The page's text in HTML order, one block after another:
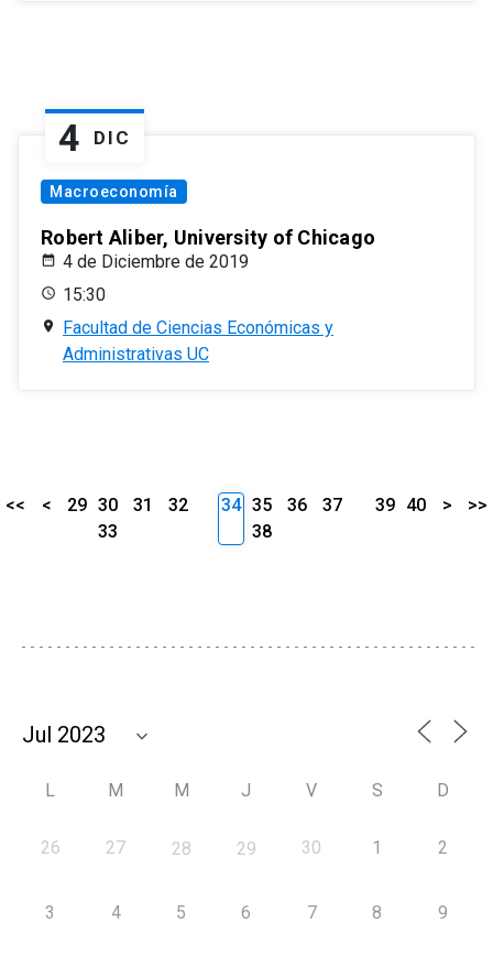
4 DIC
Macroeconomía
Robert Aliber, University of Chicago
4 de Diciembre de 2019
15:30
Facultad de Ciencias Económicas y
Administrativas UC
<< < 29 30 31
32
33
34 35 36
37
38
39 40 > >>
L M M J V S D
26 27 28 29 30 1 2
3 4 5 6 7 8 9